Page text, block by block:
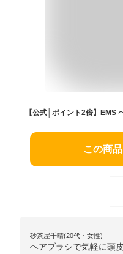
この商
砂茶屋千晴(20代・女性)
ヘアブラシで気軽に頭